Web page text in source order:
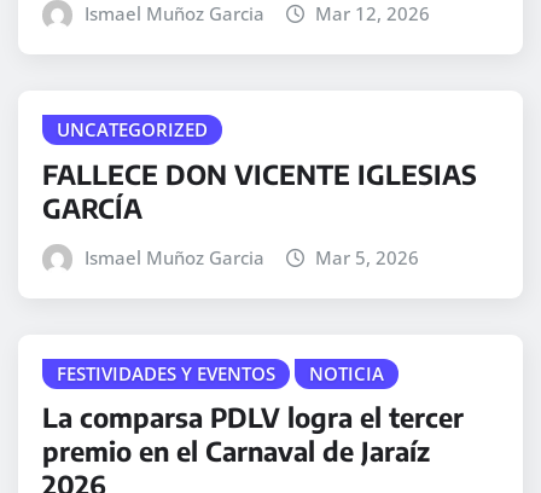
Ismael Muñoz Garcia Mar 12, 2026
UNCATEGORIZED
FALLECE DON VICENTE IGLESIAS
GARCÍA
Ismael Muñoz Garcia Mar 5, 2026
FESTIVIDADES Y EVENTOS NOTICIA
La comparsa PDLV logra el tercer
premio en el Carnaval de Jaraíz
2026